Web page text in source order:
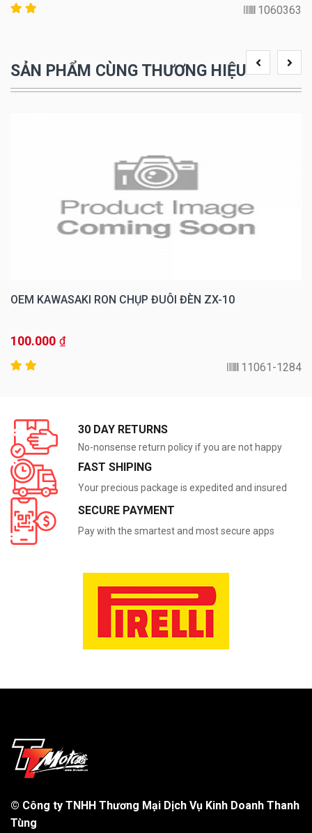
1060363
SẢN PHẨM CÙNG THƯƠNG HIỆU
OEM KAWASAKI RON CHỤP ĐUÔI ĐÈN ZX-10
100.000 ₫
11061-1284
30 DAY RETURNS
No-nonsense return policy if you are not happy
FAST SHIPING
Your precious package is expedited and insured
SECURE PAYMENT
Pay with the smartest and most secure apps
© Công ty TNHH Thương Mại Dịch Vụ Kinh Doanh Thanh
Tùng